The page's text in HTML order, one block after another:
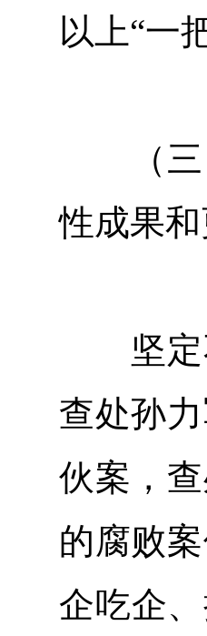
以上“一
（三）
性成果
坚定不
查处孙
伙案，
的腐败
企吃企